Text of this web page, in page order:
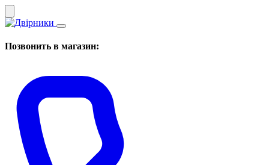
Позвонить в магазин: